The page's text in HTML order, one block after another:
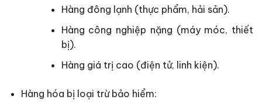
Hàng đông lạnh (thực phẩm, hải sản).
Hàng công nghiệp nặng (máy móc, thiết
bị).
Hàng giá trị cao (điện tử, linh kiện).
Hàng hóa bị loại trừ bảo hiểm: